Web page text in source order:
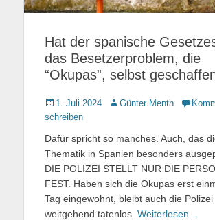
Hat der spanische
das Besetzerproblem, die
“Okupas”, selbst
Gepostet
am
1. Juli 2024 AutorGünter Menth
schreiben
Dafür spricht so manches. Auch, das
Thematik in Spanien besonders
DIE POLIZEI STELLT NUR DIE
FEST. Haben sich die Okupas erst
Tag eingewohnt, bleibt auch die Polizei
weitgehend tatenlos. Weiterlesen…